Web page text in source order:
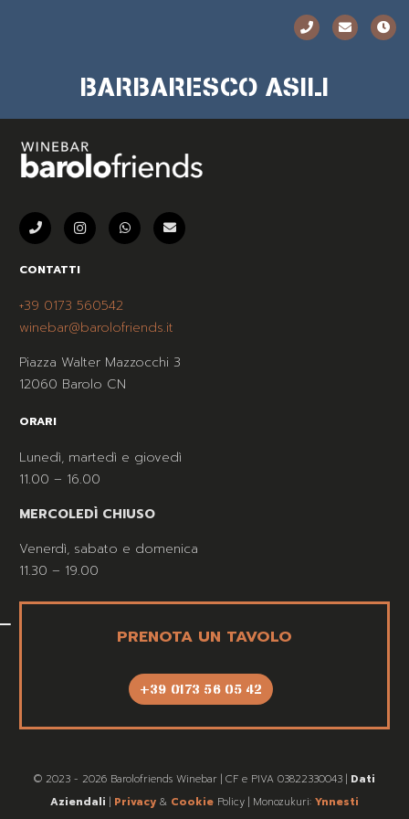
BARBARESCO ASILI
CONTATTI
+39 0173 560542
winebar@barolofriends.it
Piazza Walter Mazzocchi 3
12060 Barolo CN
ORARI
Lunedì, martedì e giovedì
11.00 – 16.00
MERCOLEDÌ CHIUSO
Venerdì, sabato e domenica
11.30 – 19.00
PRENOTA UN TAVOLO
+39 0173 56 05 42
© 2023 - 2026 Barolofriends Winebar | CF e PIVA 03822330043 | Dati
Aziendali | Privacy & Cookie Policy | Monozukuri: Ynnesti